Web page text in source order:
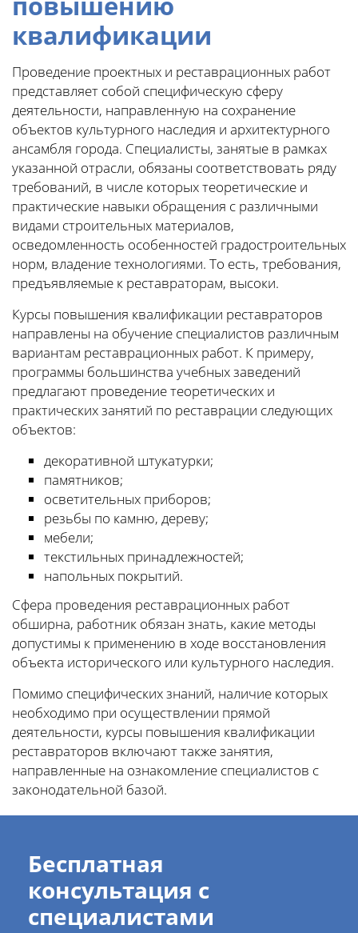
квалификации
Проведение проектных и реставрационных работ
представляет собой специфическую сферу
деятельности, направленную на сохранение
объектов культурного наследия и архитектурного
ансамбля города. Специалисты, занятые в рамках
указанной отрасли, обязаны соответствовать ряду
требований, в числе которых теоретические и
практические навыки обращения с различными
видами строительных материалов,
осведомленность особенностей градостроительных
норм, владение технологиями. То есть, требования,
предъявляемые к реставраторам, высоки.
Курсы повышения квалификации реставраторов
направлены на обучение специалистов различным
вариантам реставрационных работ. К примеру,
программы большинства учебных заведений
предлагают проведение теоретических и
практических занятий по реставрации следующих
объектов:
декоративной штукатурки;
памятников;
осветительных приборов;
резьбы по камню, дереву;
мебели;
текстильных принадлежностей;
напольных покрытий.
Сфера проведения реставрационных работ
обширна, работник обязан знать, какие методы
допустимы к применению в ходе восстановления
объекта исторического или культурного наследия.
Помимо специфических знаний, наличие которых
необходимо при осуществлении прямой
деятельности, курсы повышения квалификации
реставраторов включают также занятия,
направленные на ознакомление специалистов с
законодательной базой.
Бесплатная
консультация с
специалистами